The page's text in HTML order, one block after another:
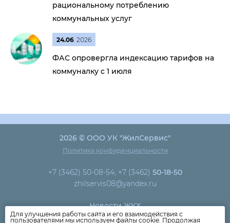
рациональному потреблению
коммунальных услуг
24.06 2026
ФАС опровергла индексацию тарифов на
коммуналку с 1 июля
2026 © ООО УК "ЖилСервис"
Политика конфиденциальности
+7 (3462) 50-08-54; +7 (3462) 50-18-50
zhilservis08@yandex.ru
Новости ЖКХ
Новости компании
Для улучшения работы сайта и его взаимодействия с
пользователями мы используем файлы cookie. Продолжая